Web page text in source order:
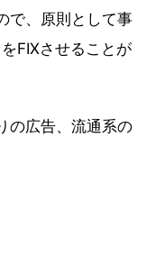
で、原則として事
FIXさせることが
の広告、流通系の